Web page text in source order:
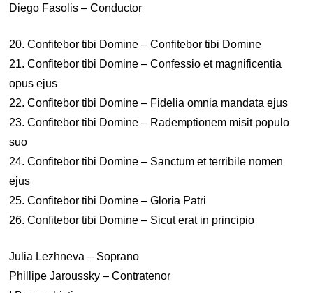
Diego Fasolis – Conductor
20. Confitebor tibi Domine – Confitebor tibi Domine
21. Confitebor tibi Domine – Confessio et magnificentia
opus ejus
22. Confitebor tibi Domine – Fidelia omnia mandata ejus
23. Confitebor tibi Domine – Rademptionem misit populo
suo
24. Confitebor tibi Domine – Sanctum et terribile nomen
ejus
25. Confitebor tibi Domine – Gloria Patri
26. Confitebor tibi Domine – Sicut erat in principio
Julia Lezhneva – Soprano
Phillipe Jaroussky – Contratenor